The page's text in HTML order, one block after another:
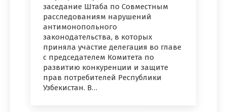
заседание Штаба по Совместным
расследованиям нарушений
антимонопольного
законодательства, в которых
приняла участие делегация во главе
с председателем Комитета по
развитию конкуренции и защите
прав потребителей Республики
Узбекистан. В…